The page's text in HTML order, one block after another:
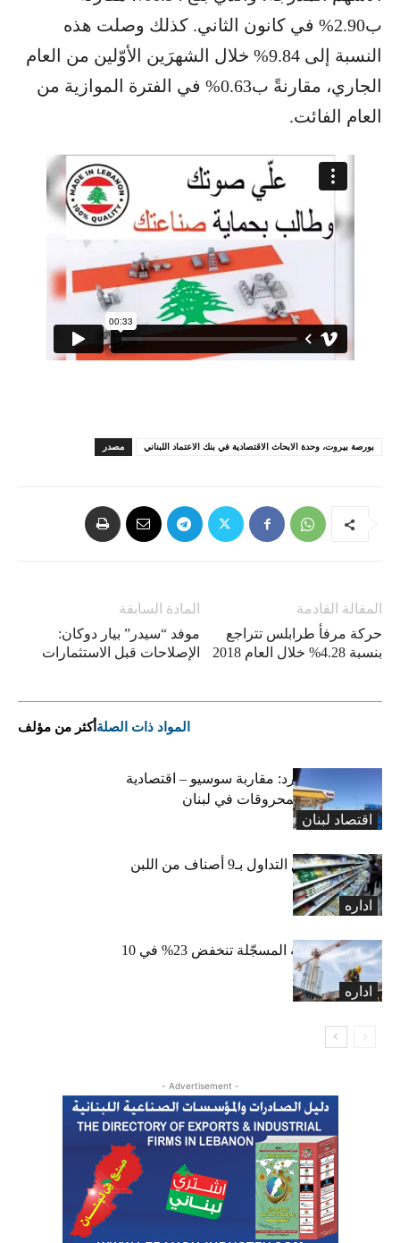
ب2.90% في كانون الثاني. كذلك وصلت هذه
النسبة إلى 9.84% خلال الشهرَين الأوّلين من العام
الجاري، مقارنةً ب0.63% في الفترة الموازية من
العام الفائت.
مصدر بورصة بيروت، وحدة الابحاث الاقتصادية في بنك الاعتماد اللبناني
المادة السابقة
موفد “سيدر” بيار دوكان:
الإصلاحات قبل الاستثمارات
المقالة القادمة
حركة مرفأ طرابلس تتراجع
بنسبة 4.28% خلال العام 2018
المواد ذات الصلة أكثر من مؤلف
اقتصاد لبنان
التضخم المستورد: مقاربة سوسيو – اقتصادية
لارتفاع أسعار المحروقات في لبنان
اداره
«الاقتصاد» تعلّق التداول بـ9 أصناف من اللبن
واللبنة
اداره
الرخص العقارية المسجّلة تنخفض 23% في 10
أشهر
- Advertisement -